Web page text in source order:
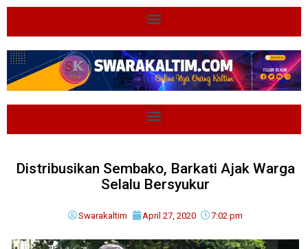
Distribusikan Sembako, Barkati Ajak Warga
Selalu Bersyukur
Swarakaltim April 27, 2020 7:02 pm